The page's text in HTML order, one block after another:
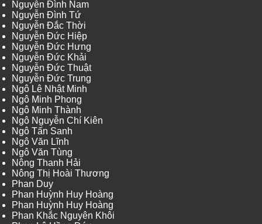
Nguyễn Đình Nam
Nguyễn Đình Tứ
Nguyễn Đắc Thời
Nguyễn Đức Hiệp
Nguyễn Đức Hưng
Nguyễn Đức Khải
Nguyễn Đức Thuật
Nguyễn Đức Trung
Ngô Lê Nhật Minh
Ngô Minh Phong
Ngô Minh Thành
Ngô Nguyễn Chí Kiên
Ngô Tấn Sanh
Ngô Văn Lĩnh
Ngô Văn Tùng
Nông Thanh Hải
Nông Thị Hoài Thương
Phan Duy
Phan Huỳnh Huy Hoàng
Phan Huỳnh Huy Hoàng
Phan Khắc Nguyên Khôi